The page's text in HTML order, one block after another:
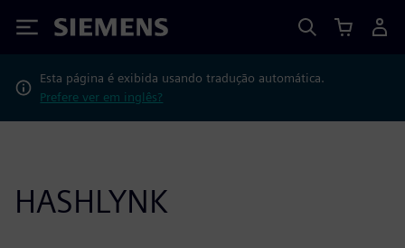
Siemens
Esta página é exibida usando tradução automática.
Prefere ver em inglês?
HASHLYNK